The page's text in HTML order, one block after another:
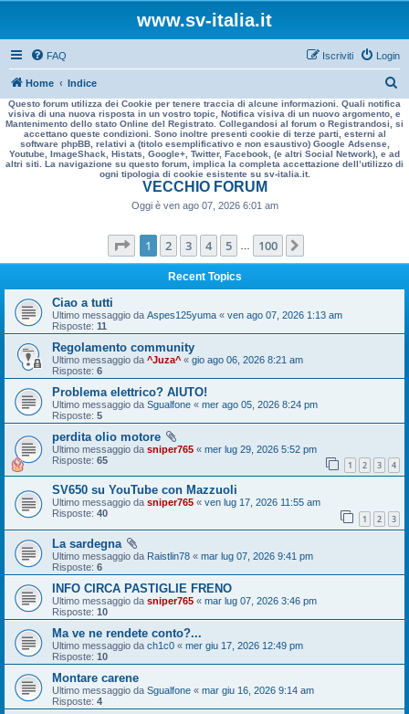
www.sv-italia.it
FAQ Login
Iscriviti
Home Indice
e
r
a
Questo forum utilizza dei Cookie per tenere traccia di alcune informazioni. Quali notifica
visiva di una nuova risposta in un vostro topic, Notifica visiva di un nuovo argomento, e
Mantenimento dello stato Online del Registrato. Collegandosi al forum o Registrandosi, si
accettano queste condizioni. Sono inoltre presenti cookie di terze parti, esterni al
software phpBB, relativi a (titolo esemplificativo e non esaustivo) Google Adsense,
Youtube, ImageShack, Histats, Google+, Twitter, Facebook, (e altri Social Network), e ad
altri siti. La navigazione su questo forum, implica la completa accettazione dell’utilizzo di
ogni tipologia di cookie esistente su sv-italia.it.
VECCHIO FORUM
Oggi è ven ago 07, 2026 6:01 am
Pagina di 100
1 2 3 4 5 100
Recent Topics
Ciao a tutti
Ultimo messaggio da Aspes125yuma « ven ago 07, 2026 1:13 am
Risposte: 11
Regolamento community
Ultimo messaggio da ^Juza^ « gio ago 06, 2026 8:21 am
Risposte: 6
Problema elettrico? AIUTO!
Ultimo messaggio da Sgualfone « mer ago 05, 2026 8:24 pm
Risposte: 5
perdita olio motore
Ultimo messaggio da sniper765 « mer lug 29, 2026 5:52 pm
Risposte: 65 1 2 3 4
SV650 su YouTube con Mazzuoli
Ultimo messaggio da sniper765 « ven lug 17, 2026 11:55 am
Risposte: 40 1 2 3
La sardegna
Ultimo messaggio da Raistlin78 « mar lug 07, 2026 9:41 pm
Risposte: 6
INFO CIRCA PASTIGLIE FRENO
Ultimo messaggio da sniper765 « mar lug 07, 2026 3:46 pm
Risposte: 10
Ma ve ne rendete conto?...
Ultimo messaggio da ch1c0 « mer giu 17, 2026 12:49 pm
Risposte: 10
Montare carene
Ultimo messaggio da Sgualfone « mar giu 16, 2026 9:14 am
Risposte: 4